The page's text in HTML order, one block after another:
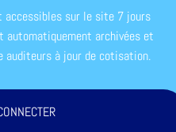
accessibles sur le site 7 jours
automatiquement archivées et
auditeurs à jour de cotisation.